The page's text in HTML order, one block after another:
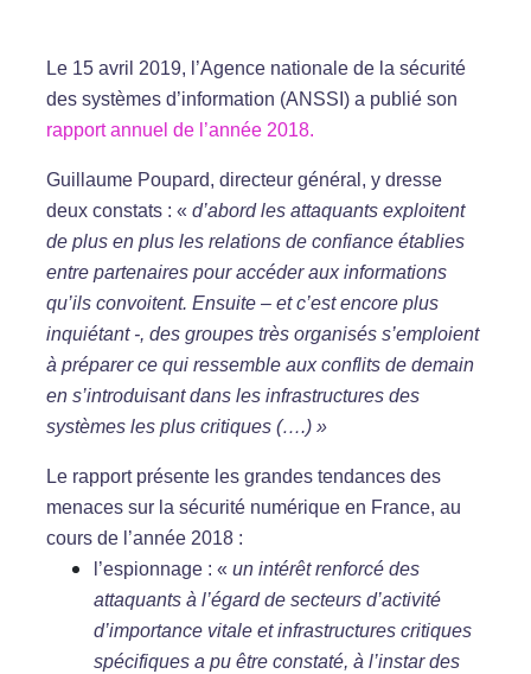
Le 15 avril 2019, l’Agence nationale de la sécurité
des systèmes d’information (ANSSI) a publié son
rapport annuel de l’année 2018.
Guillaume Poupard, directeur général, y dresse
deux constats : « d’abord les attaquants exploitent
de plus en plus les relations de confiance établies
entre partenaires pour accéder aux informations
qu’ils convoitent. Ensuite – et c’est encore plus
inquiétant -, des groupes très organisés s’emploient
à préparer ce qui ressemble aux conflits de demain
en s’introduisant dans les infrastructures des
systèmes les plus critiques (….) »
Le rapport présente les grandes tendances des
menaces sur la sécurité numérique en France, au
cours de l’année 2018 :
l’espionnage : « un intérêt renforcé des
attaquants à l’égard de secteurs d’activité
d’importance vitale et infrastructures critiques
spécifiques a pu être constaté, à l’instar des